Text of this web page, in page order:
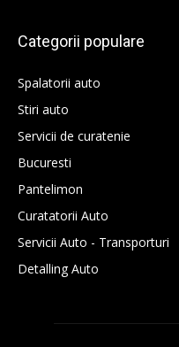
Categorii populare
Spalatorii auto
Stiri auto
Servicii de curatenie
Bucuresti
Pantelimon
Curatatorii Auto
Servicii Auto - Transporturi
Detalling Auto